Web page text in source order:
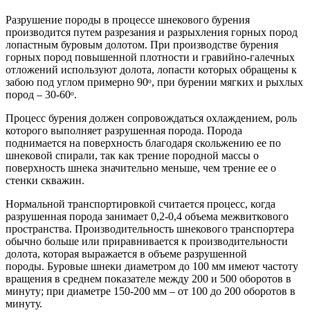
Разрушение породы в процессе шнекового бурения
производится путем разрезания и разрыхления горных пород
лопастным буровым долотом. При производстве бурения
горных пород повышенной плотности и гравийно-галечных
отложений используют долота, лопасти которых обращены к
забою под углом примерно 90ᵒ, при бурении мягких и рыхлых
пород – 30-60ᵒ.
Процесс бурения должен сопровождаться охлаждением, роль
которого выполняет разрушенная порода. Порода
поднимается на поверхность благодаря скольжению ее по
шнековой спирали, так как трение породной массы о
поверхность шнека значительно меньше, чем трение ее о
стенки скважин.
Нормальной транспортировкой считается процесс, когда
разрушенная порода занимает 0,2-0,4 объема межвиткового
пространства. Производительность шнекового транспортера
обычно больше или приравнивается к производительности
долота, которая выражается в объеме разрушенной
породы. Буровые шнеки диаметром до 100 мм имеют частоту
вращения в среднем показателе между 200 и 500 оборотов в
минуту; при диаметре 150-200 мм – от 100 до 200 оборотов в
минуту.